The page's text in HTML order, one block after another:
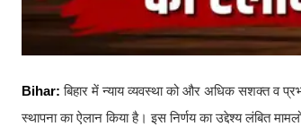
Bihar: बिहार में न्याय व्यवस्था को और अधिक सशक्त व
स्थापना का ऐलान किया है। इस निर्णय का उद्देश्य लंबित